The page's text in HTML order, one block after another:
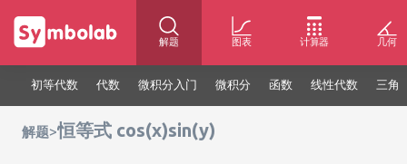
解题 图表 计算器 几何
初等代数 代数 微积分入门 微积分 函数 线性代数 三角
解题>恒等式 cos(x)sin(y)